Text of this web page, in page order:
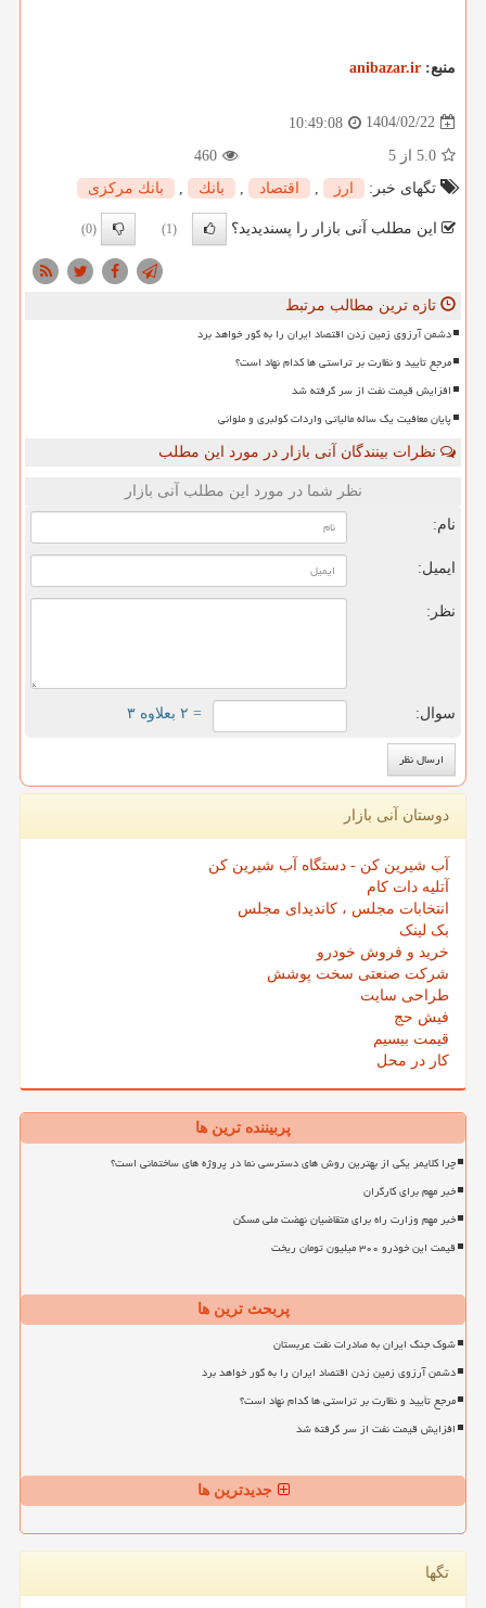
منبع: anibazar.ir
1404/02/22
10:49:08
5.0 از 5
460
تگهای خبر:
ارز اقتصاد بانك بانك مركزی
این مطلب آنی بازار را پسندیدید؟ (1)
(0)
تازه ترین مطالب مرتبط
دشمن آرزوی زمین زدن اقتصاد ایران را به گور خواهد برد
مرجع تأیید و نظارت بر تراستی ها کدام نهاد است؟
افزایش قیمت نفت از سر گرفته شد
پایان معافیت یک ساله مالیاتی واردات کولبری و ملوانی
نظرات بینندگان آنی بازار در مورد این مطلب
نظر شما در مورد این مطلب آنی بازار
نام:
ایمیل:
نظر:
سوال: = ۲ بعلاوه ۳
دوستان آنی بازار
آب شیرین کن - دستگاه آب شیرین کن
آتلیه دات کام
انتخابات مجلس ، کاندیدای مجلس
بک لینک
خرید و فروش خودرو
شرکت صنعتی سخت پوشش
طراحی سایت
فیش حج
قیمت بیسیم
کار در محل
پربیننده ترین ها
چرا کلایمر یکی از بهترین روش های دسترسی نما در پروژه های ساختمانی است؟
خبر مهم برای کارگران
خبر مهم وزارت راه برای متقاضیان نهضت ملی مسکن
قیمت این خودرو ۳۰۰ میلیون تومان ریخت
پربحث ترین ها
شوک جنگ ایران به صادرات نفت عربستان
دشمن آرزوی زمین زدن اقتصاد ایران را به گور خواهد برد
مرجع تأیید و نظارت بر تراستی ها کدام نهاد است؟
افزایش قیمت نفت از سر گرفته شد
جدیدترین ها
تگها